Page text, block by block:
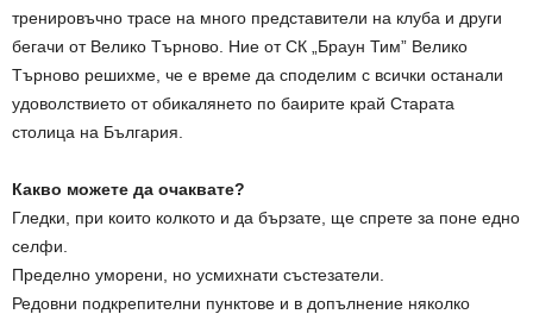
тренировъчно трасе на много представители на клуба и други
бегачи от Велико Търново. Ние от СК „Браун Тим” Велико
Търново решихме, че е време да споделим с всички останали
удоволствието от обикалянето по баирите край Старата
столица на България.
Какво можете да очаквате?
Гледки, при които колкото и да бързате, ще спрете за поне едно
селфи.
Пределно уморени, но усмихнати състезатели.
Редовни подкрепителни пунктове и в допълнение няколко